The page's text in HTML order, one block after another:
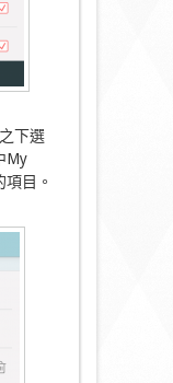
下選
My
目。